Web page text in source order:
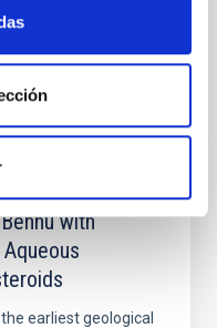
with
earliest geological